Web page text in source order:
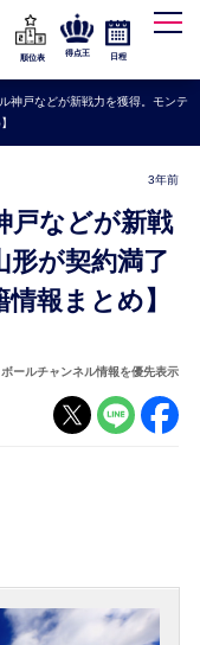
順位表
得点王 日程
神戸などが新戦力を獲得。モンテ
3年前
が契約満了
報まとめ】
ールチャンネル情報を優先表示